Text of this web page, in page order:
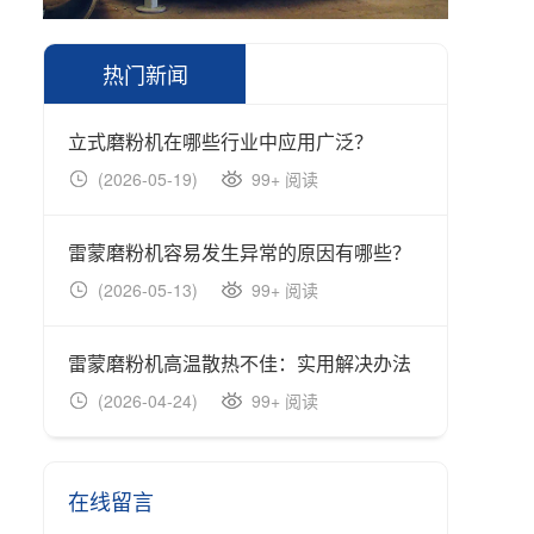
热门新闻
立式磨粉机在哪些行业中应用广泛？
(2026-05-19) 99+ 阅读
雷蒙磨粉机容易发生异常的原因有哪些？
(2026-05-13) 99+ 阅读
雷蒙磨粉机高温散热不佳：实用解决办法
(2026-04-24) 99+ 阅读
在线留言